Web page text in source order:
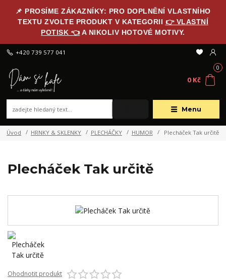
📌 PROSÍME ZÁKAZNÍKY: PRO DOPLNĚNÍ VLASTNÍHO
TEXTU ZVOLTE PRODUKT V KATEGORII 👉 VLASTNÍ
POTISK 👈 A NIKOLIV HOTOVÉ MOTIVY.
Menu
+420 739 577 041
0
0 Kč
Úvod HRNKY & SKLENKY PLECHÁČKY HUMOR Plecháček Tak určitě
Plecháček Tak určitě
Ohodnotit produkt